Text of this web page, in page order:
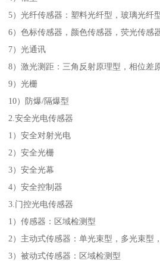
5）光纤传感器：塑料光纤型，玻璃光纤
6）色标传感器，颜色传感器，荧光传感
7）光通讯
8）激光测距：三角反射原理型，相位差
9）光栅
10）防爆/隔爆型
2.安全光电传感器
1）安全对射光电
2）安全光栅
3）安全光幕
4）安全控制器
3.门控光电传感器
1）传感器：区域检测型
2）主动式传感器：单光束型，多光束型
3）被动式传感器：区域检测型